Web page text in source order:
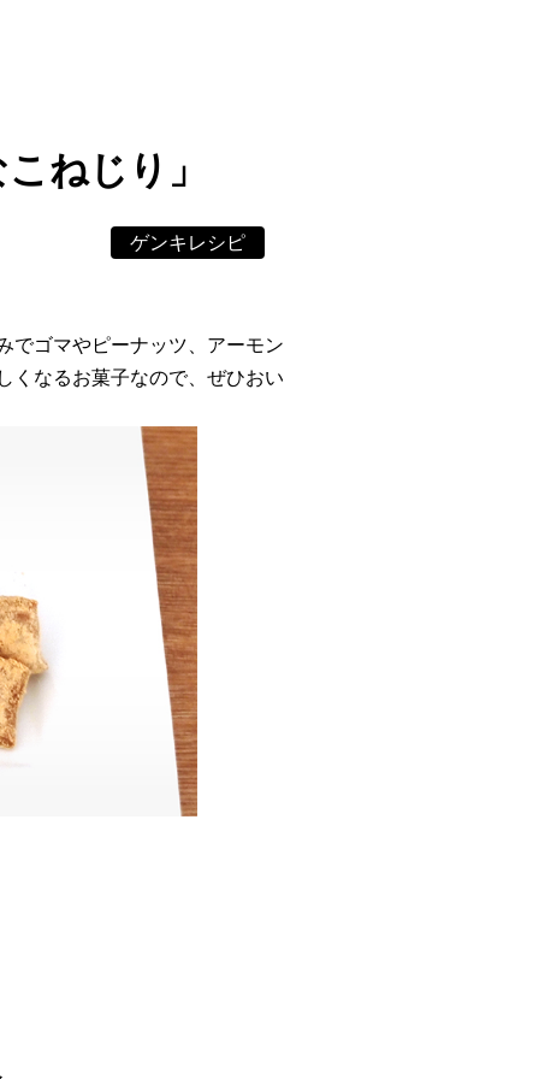
ねじり」
ゲンキレシピ
でゴマやピーナッツ、アーモン
くなるお菓子なので、ぜひおい